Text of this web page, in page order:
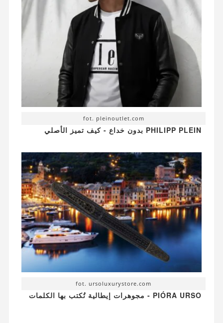
fot. pleinoutlet.com
PHILIPP PLEIN بدون خداع - كيف تميز الأصلي
fot. ursoluxurystore.com
PIÓRA URSO - مجوهرات إيطالية تُكتب بها الكلمات